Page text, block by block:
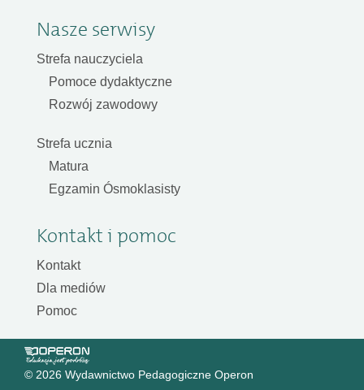
Nasze serwisy
Strefa nauczyciela
Pomoce dydaktyczne
Rozwój zawodowy
Strefa ucznia
Matura
Egzamin Ósmoklasisty
Kontakt i pomoc
Kontakt
Dla mediów
Pomoc
© 2026 Wydawnictwo Pedagogiczne Operon